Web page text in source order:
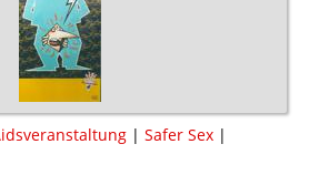
| Safer Sex |